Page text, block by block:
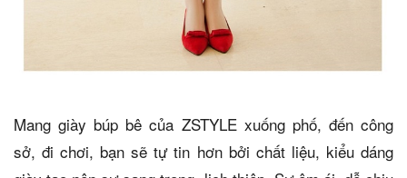
Mang giày búp bê của ZSTYLE xuống phố, đến công
sở, đi chơi, bạn sẽ tự tin hơn bởi chất liệu, kiểu dáng